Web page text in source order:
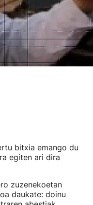
bitxia emango du
egiten ari dira
zuzenekoetan
daukate: doinu